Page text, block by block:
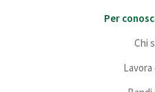
Per
Chi
Lavora